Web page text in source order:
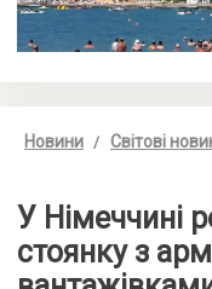
Новини Світові
У Німеччині
стоянку з